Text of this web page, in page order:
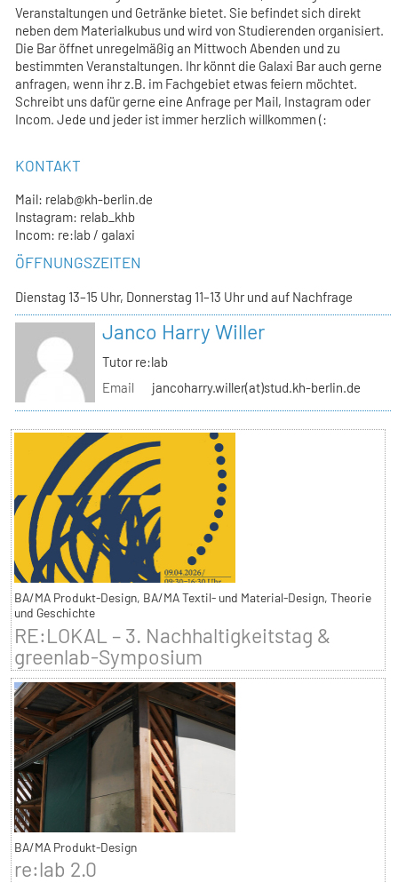
Veranstaltungen und Getränke bietet. Sie befindet sich direkt
neben dem Materialkubus und wird von Studierenden organisiert.
Die Bar öffnet unregelmäßig an Mittwoch Abenden und zu
bestimmten Veranstaltungen. Ihr könnt die Galaxi Bar auch gerne
anfragen, wenn ihr z.B. im Fachgebiet etwas feiern möchtet.
Schreibt uns dafür gerne eine Anfrage per Mail, Instagram oder
Incom. Jede und jeder ist immer herzlich willkommen (:
KONTAKT
Mail: relab@kh-berlin.de
Instagram: relab_khb
Incom: re:lab / galaxi
ÖFFNUNGSZEITEN
Dienstag 13–15 Uhr, Donnerstag 11–13 Uhr und auf Nachfrage
Janco Harry Willer
Tutor re:lab
Email
jancoharry.willer(at)stud.kh-berlin.de
BA/MA Produkt-Design, BA/MA Textil- und Material-Design, Theorie
und Geschichte
RE:LOKAL – 3. Nachhaltigkeitstag &
greenlab-Symposium
BA/MA Produkt-Design
re:lab 2.0